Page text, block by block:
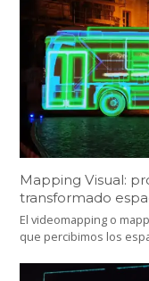
Mapping Visual:
transformado
El videomapping o
que percibimos los